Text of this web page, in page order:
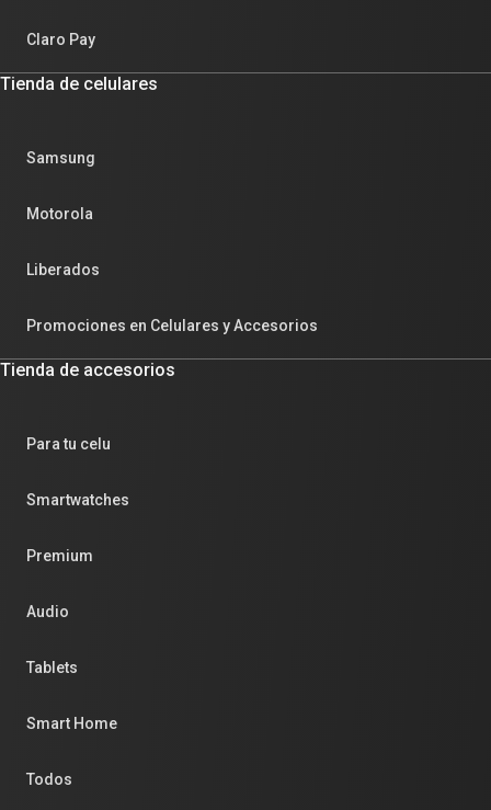
Claro Pay
Tienda de celulares
Samsung
Motorola
Liberados
Promociones en Celulares y Accesorios
Tienda de accesorios
Para tu celu
Smartwatches
Premium
Audio
Tablets
Smart Home
Todos